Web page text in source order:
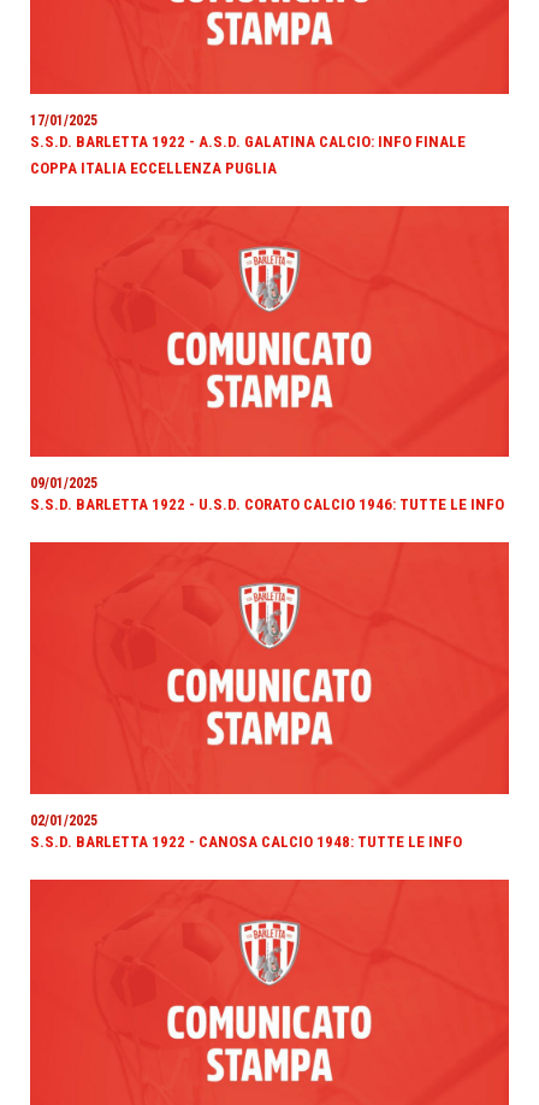
17/01/2025
S.S.D. BARLETTA 1922 - A.S.D. GALATINA CALCIO: INFO FINALE
COPPA ITALIA ECCELLENZA PUGLIA
09/01/2025
S.S.D. BARLETTA 1922 - U.S.D. CORATO CALCIO 1946: TUTTE LE INFO
02/01/2025
S.S.D. BARLETTA 1922 - CANOSA CALCIO 1948: TUTTE LE INFO